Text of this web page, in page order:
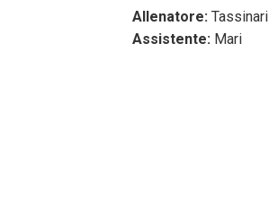
Allenatore: Tassinari
Assistente: Mari